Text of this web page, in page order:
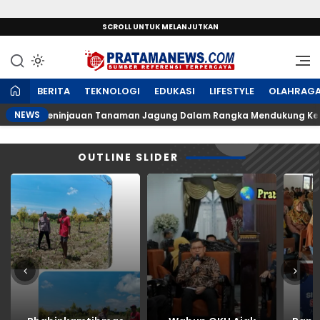
SCROLL UNTUK MELANJUTKAN
PratamaNews.com
Sumber Referensi Terpercaya
BERITA TEKNOLOGI EDUKASI LIFESTYLE
NEWS
Peninjauan Tanaman Jagung Dalam Rangka Mendukung
OUTLINE SLIDER